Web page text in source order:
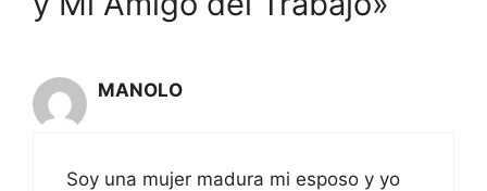
MANOLO
Soy una mujer madura mi esposo y yo